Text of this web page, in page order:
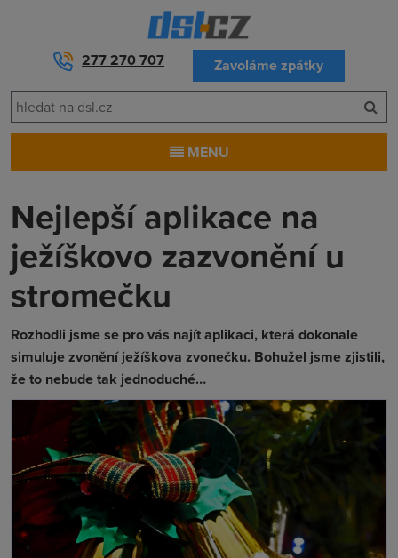
277 270 707 Zavoláme zpátky
MENU
Nejlepší aplikace na
ježíškovo zazvonění u
stromečku
Rozhodli jsme se pro vás najít aplikaci, která dokonale
simuluje zvonění ježíškova zvonečku. Bohužel jsme zjistili,
že to nebude tak jednoduché…